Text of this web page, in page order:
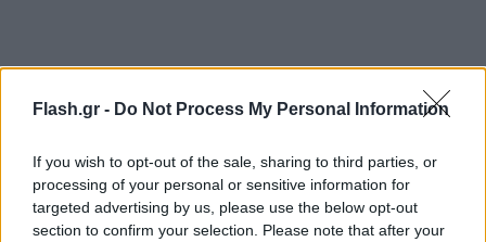
Flash.gr - Do Not Process My Personal Information
If you wish to opt-out of the sale, sharing to third parties, or
processing of your personal or sensitive information for
targeted advertising by us, please use the below opt-out
section to confirm your selection. Please note that after your